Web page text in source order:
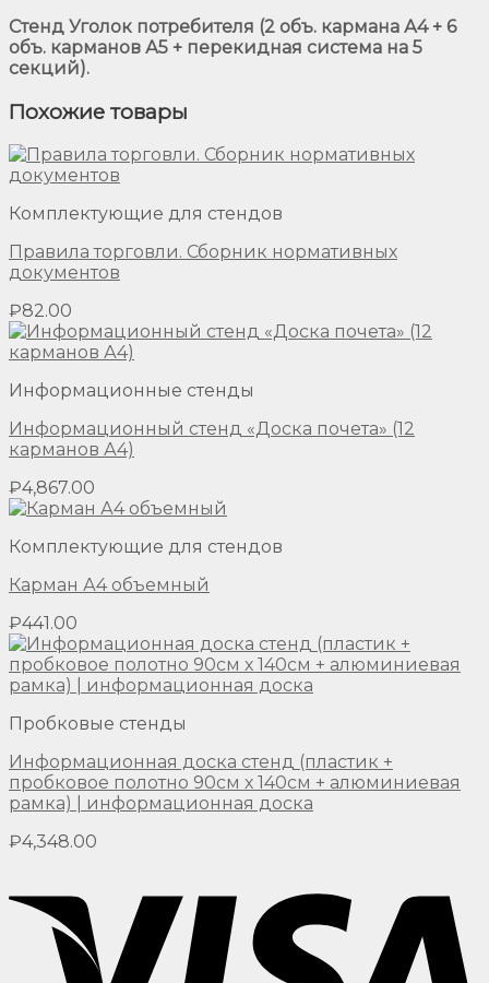
Стенд Уголок потребителя (2 объ. кармана А4 + 6
объ. карманов А5 + перекидная система на 5
секций).
Похожие товары
Комплектующие для стендов
Правила торговли. Сборник нормативных
документов
₽82.00
Информационные стенды
Информационный стенд «Доска почета» (12
карманов А4)
₽4,867.00
Комплектующие для стендов
Карман А4 объемный
₽441.00
Пробковые стенды
Информационная доска стенд (пластик +
пробковое полотно 90см х 140см + алюминиевая
рамка) | информационная доска
₽4,348.00